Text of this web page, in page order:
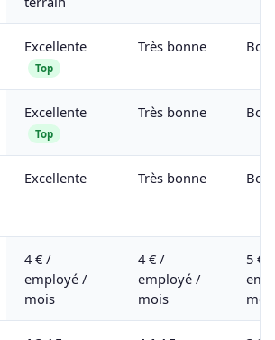
Excellente
Top
Très bonne
Excellente
Top
Très bonne
Excellente Très bonne
4 € /
employé /
mois
4 € /
employé /
mois
5 € /